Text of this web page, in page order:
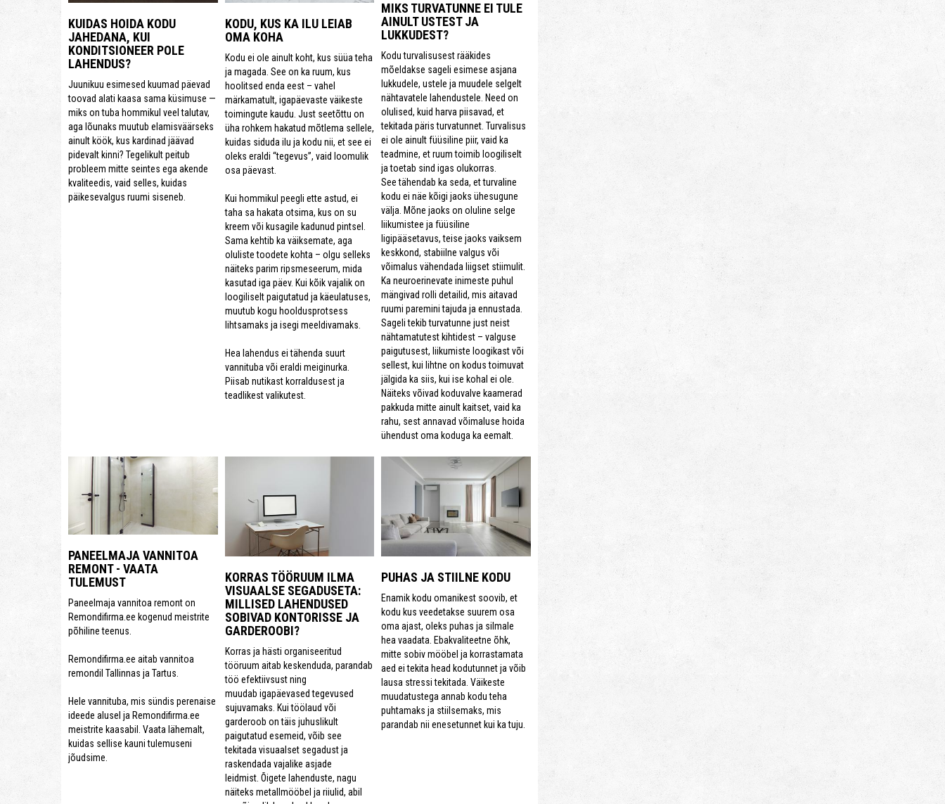
KUIDAS HOIDA KODU
JAHEDANA, KUI
KONDITSIONEER POLE
LAHENDUS?
Juunikuu esimesed kuumad päevad
toovad alati kaasa sama küsimuse —
miks on tuba hommikul veel talutav,
aga lõunaks muutub elamisväärseks
ainult köök, kus kardinad jäävad
pidevalt kinni? Tegelikult peitub
probleem mitte seintes ega akende
kvaliteedis, vaid selles, kuidas
päikesevalgus ruumi siseneb.
KODU, KUS KA ILU LEIAB
OMA KOHA
Kodu ei ole ainult koht, kus süüa teha
ja magada. See on ka ruum, kus
hoolitsed enda eest – vahel
märkamatult, igapäevaste väikeste
toimingute kaudu. Just seetõttu on
üha rohkem hakatud mõtlema sellele,
kuidas siduda ilu ja kodu nii, et see ei
oleks eraldi “tegevus”, vaid loomulik
osa päevast.
Kui hommikul peegli ette astud, ei
taha sa hakata otsima, kus on su
kreem või kusagile kadunud pintsel.
Sama kehtib ka väiksemate, aga
oluliste toodete kohta – olgu selleks
näiteks parim ripsmeseerum, mida
kasutad iga päev. Kui kõik vajalik on
loogiliselt paigutatud ja käeulatuses,
muutub kogu hooldusprotsess
lihtsamaks ja isegi meeldivamaks.
Hea lahendus ei tähenda suurt
vannituba või eraldi meiginurka.
Piisab nutikast korraldusest ja
teadlikest valikutest.
MIKS TURVATUNNE EI TULE
AINULT USTEST JA
LUKKUDEST?
Kodu turvalisusest rääkides
mõeldakse sageli esimese asjana
lukkudele, ustele ja muudele selgelt
nähtavatele lahendustele. Need on
olulised, kuid harva piisavad, et
tekitada päris turvatunnet. Turvalisus
ei ole ainult füüsiline piir, vaid ka
teadmine, et ruum toimib loogiliselt
ja toetab sind igas olukorras.
See tähendab ka seda, et turvaline
kodu ei näe kõigi jaoks ühesugune
välja. Mõne jaoks on oluline selge
liikumistee ja füüsiline
ligipääsetavus, teise jaoks vaiksem
keskkond, stabiilne valgus või
võimalus vähendada liigset stiimulit.
Ka neuroerinevate inimeste puhul
mängivad rolli detailid, mis aitavad
ruumi paremini tajuda ja ennustada.
Sageli tekib turvatunne just neist
nähtamatutest kihtidest – valguse
paigutusest, liikumiste loogikast või
sellest, kui lihtne on kodus toimuvat
jälgida ka siis, kui ise kohal ei ole.
Näiteks võivad koduvalve kaamerad
pakkuda mitte ainult kaitset, vaid ka
rahu, sest annavad võimaluse hoida
ühendust oma koduga ka eemalt.
PANEELMAJA VANNITOA
REMONT - VAATA
TULEMUST
Paneelmaja vannitoa remont on
Remondifirma.ee kogenud meistrite
põhiline teenus.
Remondifirma.ee aitab vannitoa
remondil Tallinnas ja Tartus.
Hele vannituba, mis sündis perenaise
ideede alusel ja Remondifirma.ee
meistrite kaasabil. Vaata lähemalt,
kuidas sellise kauni tulemuseni
jõudsime.
KORRAS TÖÖRUUM ILMA
VISUAALSE SEGADUSETA:
MILLISED LAHENDUSED
SOBIVAD KONTORISSE JA
GARDEROOBI?
Korras ja hästi organiseeritud
tööruum aitab keskenduda, parandab
töö efektiivsust ning
muudab igapäevased tegevused
sujuvamaks. Kui töölaud või
garderoob on täis juhuslikult
paigutatud esemeid, võib see
tekitada visuaalset segadust ja
raskendada vajalike asjade
leidmist. Õigete lahenduste, nagu
näiteks metallmööbel ja riiulid, abil
PUHAS JA STIILNE KODU
Enamik kodu omanikest soovib, et
kodu kus veedetakse suurem osa
oma ajast, oleks puhas ja silmale
hea vaadata. Ebakvaliteetne õhk,
mitte sobiv mööbel ja korrastamata
aed ei tekita head kodutunnet ja võib
lausa stressi tekitada. Väikeste
muudatustega annab kodu teha
puhtamaks ja stiilsemaks, mis
parandab nii enesetunnet kui ka tuju.